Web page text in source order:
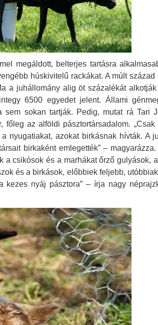
megáldott, belterjes tartásra
húskivitelű rackákat. A múlt
a juhállomány alig öt százalékát
6500 egyedet jelent. Állami
sem sokan tartják. Pedig, mutat rá Tari
az alföldi pásztortársadalom. „Csak
nyugatiakat, azokat birkásnak hívták. A
birkaként emlegették” –
a csikósok és a marhákat őrző gulyások,
és a birkások, előbbiek feljebb,
nyáj pásztora” – írja nagy